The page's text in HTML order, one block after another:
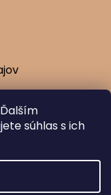
súhlas s ich